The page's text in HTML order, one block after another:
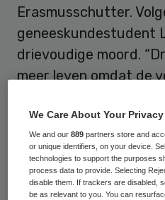
Erasmusschutter.
geneeskundestudent
drievoudige moord.
meer leven omdat de
L. schoot op 28
Rotterdamse wijk
buurmeisje Romy (14)
We Care About Your Privacy
We and our889 partners store and
or unique identifiers, on your device.
technologies to support the purposes
process data to provide. Selecting
disable them. If trackers are disabled,
be as relevant to you. You can